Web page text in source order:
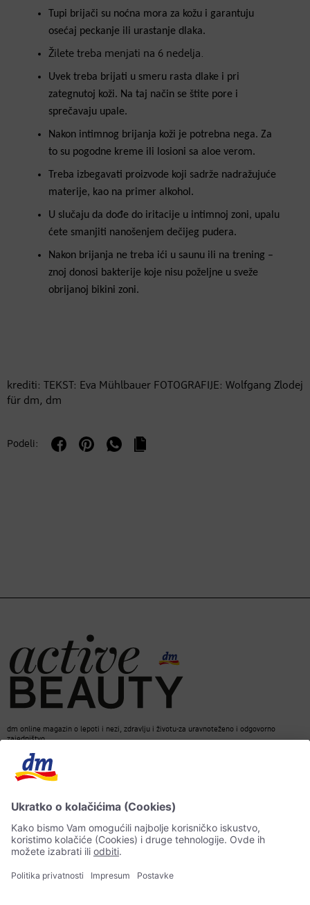
Tupi brijači su noćna mora za kožu i garantuju
osećaj peckanje ili urastanje dlaka.
Žilete treba menjati na 6 nedelja.
Uvek treba brijati u smeru rasta dlake i pri
zategnutoj koži. Na taj način se štite pore i
sprečavaju upale.
Nakon intimnog brijanja koži je potrebna nega. Za
to su pogodne kreme ili losioni sa aloe verom.
Treba izbegavati proizvode koji sadrže nadražujuće
materije, kao na primer alkohol.
U slučaju da dođe do iritacije u intimnoj zoni, upalu
ćete smanjiti nanošenjem dečijeg pudera.
Nakon brijanja ne treba ići u saunu ili na trening –
znoj donosi bakterije koje nisu poželjne u sveže
obrijanoj bikini zoni.
krediti: TEKST: Eva Mühlbauer FOTOGRAFIJE: Wolfgang Zlodej
für dm, dm
Podeli:
dm online magazin o lepoti i nezi, zdravlju i životu-za uravnoteženo i odgovorno
zajedništvo.